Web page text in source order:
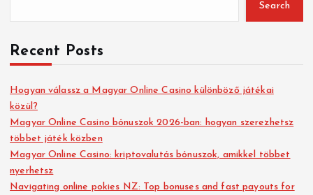
Search
Recent Posts
Hogyan válassz a Magyar Online Casino különböző játékai
közül?
Magyar Online Casino bónuszok 2026-ban: hogyan szerezhetsz
többet játék közben
Magyar Online Casino: kriptovalutás bónuszok, amikkel többet
nyerhetsz
Navigating online pokies NZ: Top bonuses and fast payouts for